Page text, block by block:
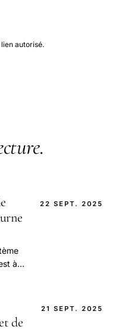
autorisé.
.
à
22 SEPT. 2025
de
21 SEPT. 2025